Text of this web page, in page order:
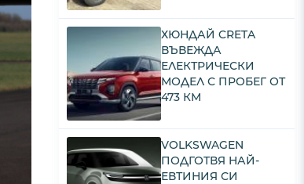
ХЮНДАЙ CRETA
ВЪВЕЖДА
ЕЛЕКТРИЧЕСКИ
МОДЕЛ С ПРОБЕГ ОТ
473 КМ
VOLKSWAGEN
ПОДГОТВЯ НАЙ-
ЕВТИНИЯ СИ